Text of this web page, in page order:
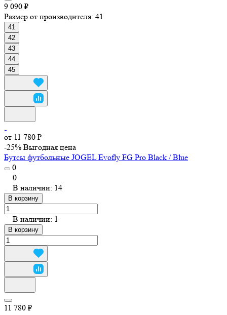
9 090 ₽
Размер от производителя: 41
41
42
43
44
45
от 11 780 ₽
-25% Выгодная цена
Бутсы футбольные JOGEL Evofly FG Pro Black / Blue
0
0
В наличии: 14
В корзину
В наличии: 1
В корзину
11 780 ₽